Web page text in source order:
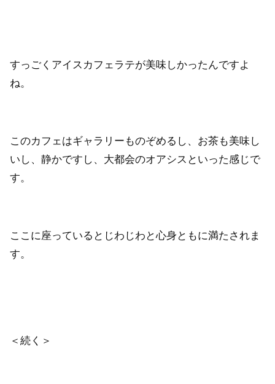
すっごくアイスカフェラテが美味しかったんですよ
ね。
このカフェはギャラリーものぞめるし、お茶も美味し
いし、静かですし、大都会のオアシスといった感じで
す。
ここに座っているとじわじわと心身ともに満たされま
す。
＜続く＞